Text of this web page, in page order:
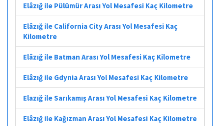
Elâzığ ile Pülümür Arası Yol Mesafesi Kaç Kilometre
Elâzığ ile California City Arası Yol Mesafesi Kaç
Kilometre
Elâzığ ile Batman Arası Yol Mesafesi Kaç Kilometre
Elâzığ ile Gdynia Arası Yol Mesafesi Kaç Kilometre
Elazığ ile Sarıkamış Arası Yol Mesafesi Kaç Kilometre
Elâzığ ile Kağızman Arası Yol Mesafesi Kaç Kilometre